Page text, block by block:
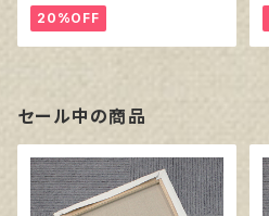
20%OFF
セール中の商品